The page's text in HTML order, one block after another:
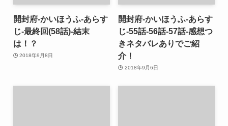
開封府-かいほうふ-あらす
じ-最終回(58話)-結末
は！？
2018年9月8日
開封府-かいほうふ-あらす
じ-55話-56話-57話-感想つ
きネタバレありでご紹
介！
2018年9月6日